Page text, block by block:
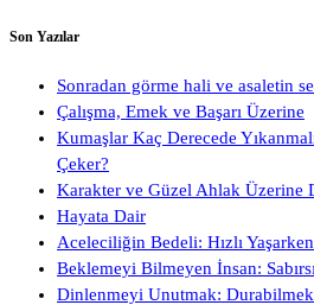
Son Yazılar
Sonradan görme hali ve asaletin
Çalışma, Emek ve Başarı Üzerine
Kumaşlar Kaç Derecede
Çeker?
Karakter ve Güzel Ahlak Üzerine
Hayata Dair
Aceleciliğin Bedeli: Hızlı
Beklemeyi Bilmeyen İnsan:
Dinlenmeyi Unutmak: